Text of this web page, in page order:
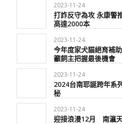
2023-11-24
打詐反守為攻 永康警
高達2000本
2023-11-24
今年度家犬貓絕育補
籲飼主把握最後機會
2023-11-24
2024台南耶誕跨年系
秘
2023-11-24
迎接浪漫12月 南瀛